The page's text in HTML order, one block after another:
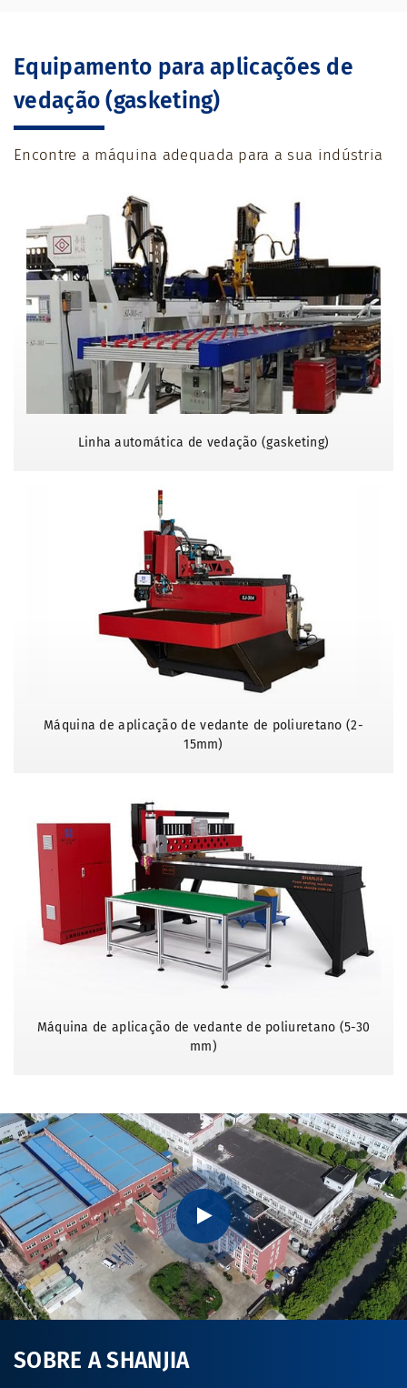
Equipamento para aplicações de
vedação (gasketing)
Encontre a máquina adequada para a sua indústria
Linha automática de vedação (gasketing)
Máquina de aplicação de vedante de poliuretano (2-
15mm)
Máquina de aplicação de vedante de poliuretano (5-30
mm)
SOBRE A SHANJIA